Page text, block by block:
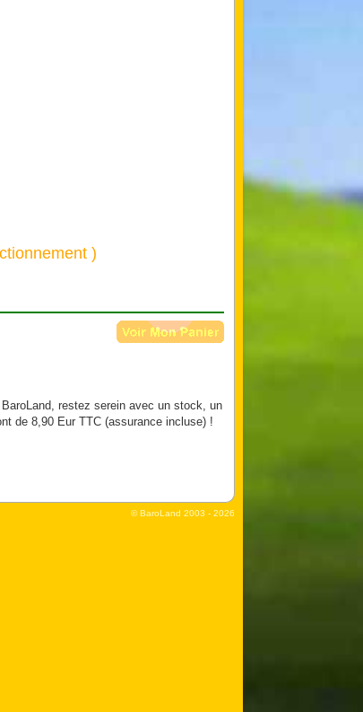
)
restez serein avec un stock, un
de 8,90 Eur TTC (assurance incluse) !
© BaroLand 2003 - 2026